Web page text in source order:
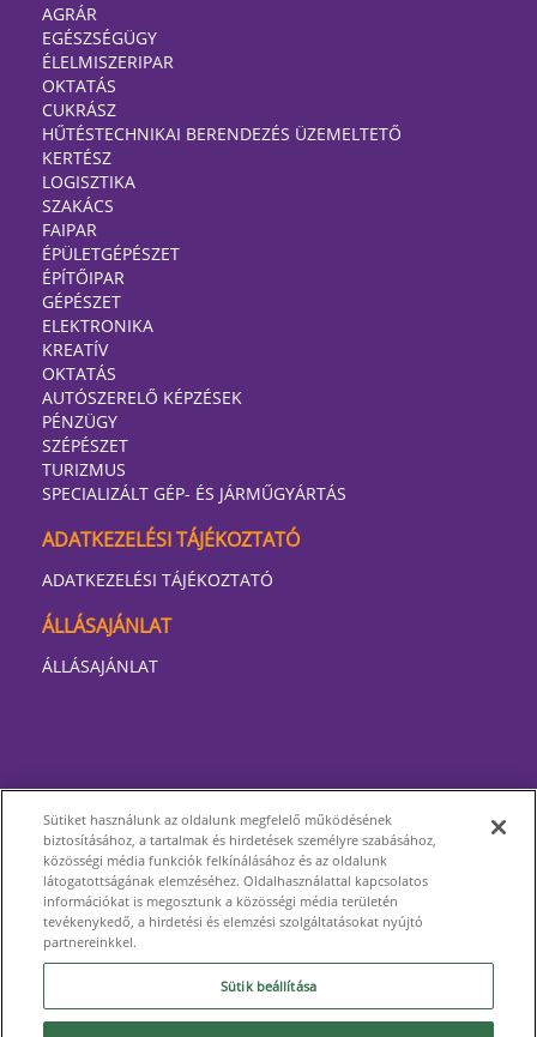
AGRÁR
EGÉSZSÉGÜGY
ÉLELMISZERIPAR
OKTATÁS
CUKRÁSZ
HŰTÉSTECHNIKAI BERENDEZÉS ÜZEMELTETŐ
KERTÉSZ
LOGISZTIKA
SZAKÁCS
FAIPAR
ÉPÜLETGÉPÉSZET
ÉPÍTŐIPAR
GÉPÉSZET
ELEKTRONIKA
KREATÍV
OKTATÁS
AUTÓSZERELŐ KÉPZÉSEK
PÉNZÜGY
SZÉPÉSZET
TURIZMUS
SPECIALIZÁLT GÉP- ÉS JÁRMŰGYÁRTÁS
ADATKEZELÉSI TÁJÉKOZTATÓ
ADATKEZELÉSI TÁJÉKOZTATÓ
ÁLLÁSAJÁNLAT
ÁLLÁSAJÁNLAT
Sütiket használunk az oldalunk megfelelő működésének
biztosításához, a tartalmak és hirdetések személyre szabásához,
közösségi média funkciók felkínálásához és az oldalunk
látogatottságának elemzéséhez. Oldalhasználattal kapcsolatos
információkat is megosztunk a közösségi média területén
tevékenykedő, a hirdetési és elemzési szolgáltatásokat nyújtó
partnereinkkel.
Sütik beállítása